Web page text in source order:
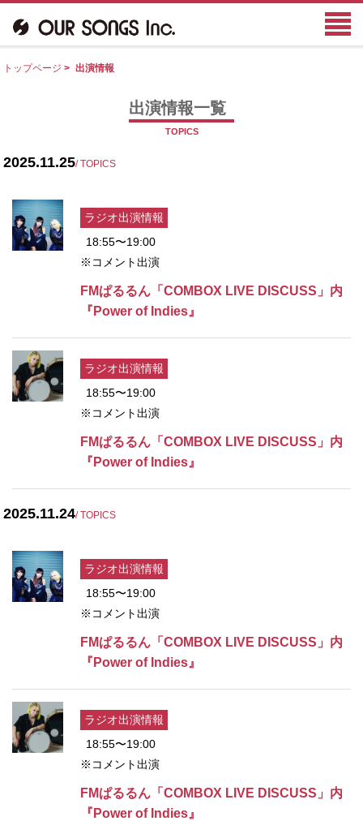
トップページ > 出演情報
出演情報一覧
TOPICS
2025.11.25/ TOPICS
ラジオ出演情報
18:55〜19:00
※コメント出演
FMぱるるん「COMBOX LIVE DISCUSS」内
『Power of Indies』
ラジオ出演情報
18:55〜19:00
※コメント出演
FMぱるるん「COMBOX LIVE DISCUSS」内
『Power of Indies』
2025.11.24/ TOPICS
ラジオ出演情報
18:55〜19:00
※コメント出演
FMぱるるん「COMBOX LIVE DISCUSS」内
『Power of Indies』
ラジオ出演情報
18:55〜19:00
※コメント出演
FMぱるるん「COMBOX LIVE DISCUSS」内
『Power of Indies』